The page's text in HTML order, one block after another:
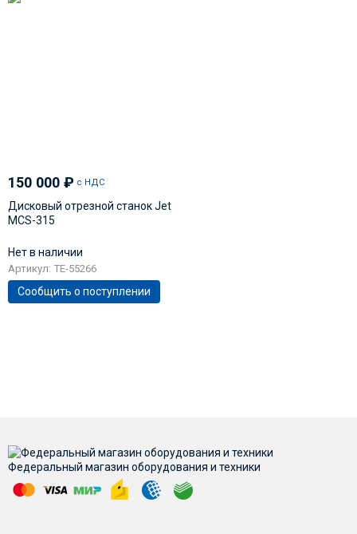
150 000 ₽ с НДС
Дисковый отрезной станок Jet
MCS-315
Нет в наличии
Артикул: TE-55266
Сообщить о поступлении
Федеральный магазин оборудования и техники